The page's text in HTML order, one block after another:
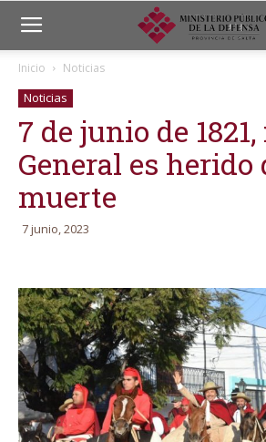
Inicio Noticias
Noticias
7 de junio de
General es herido
muerte
7 junio, 2023